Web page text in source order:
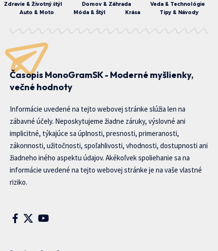
Zdravie & Životný štýl Domov & Záhrada
Veda & Technológie
Auto & Moto
Móda & Štýl Krása Tipy & Návody
Časopis MonoGramSK - Moderné myšlienky,
večné hodnoty
Informácie uvedené na tejto webovej stránke slúžia len na
zábavné účely. Neposkytujeme žiadne záruky, výslovné ani
implicitné, týkajúce sa úplnosti, presnosti, primeranosti,
zákonnosti, užitočnosti, spoľahlivosti, vhodnosti, dostupnosti ani
žiadneho iného aspektu údajov. Akékoľvek spoliehanie sa na
informácie uvedené na tejto webovej stránke je na vaše vlastné
riziko.